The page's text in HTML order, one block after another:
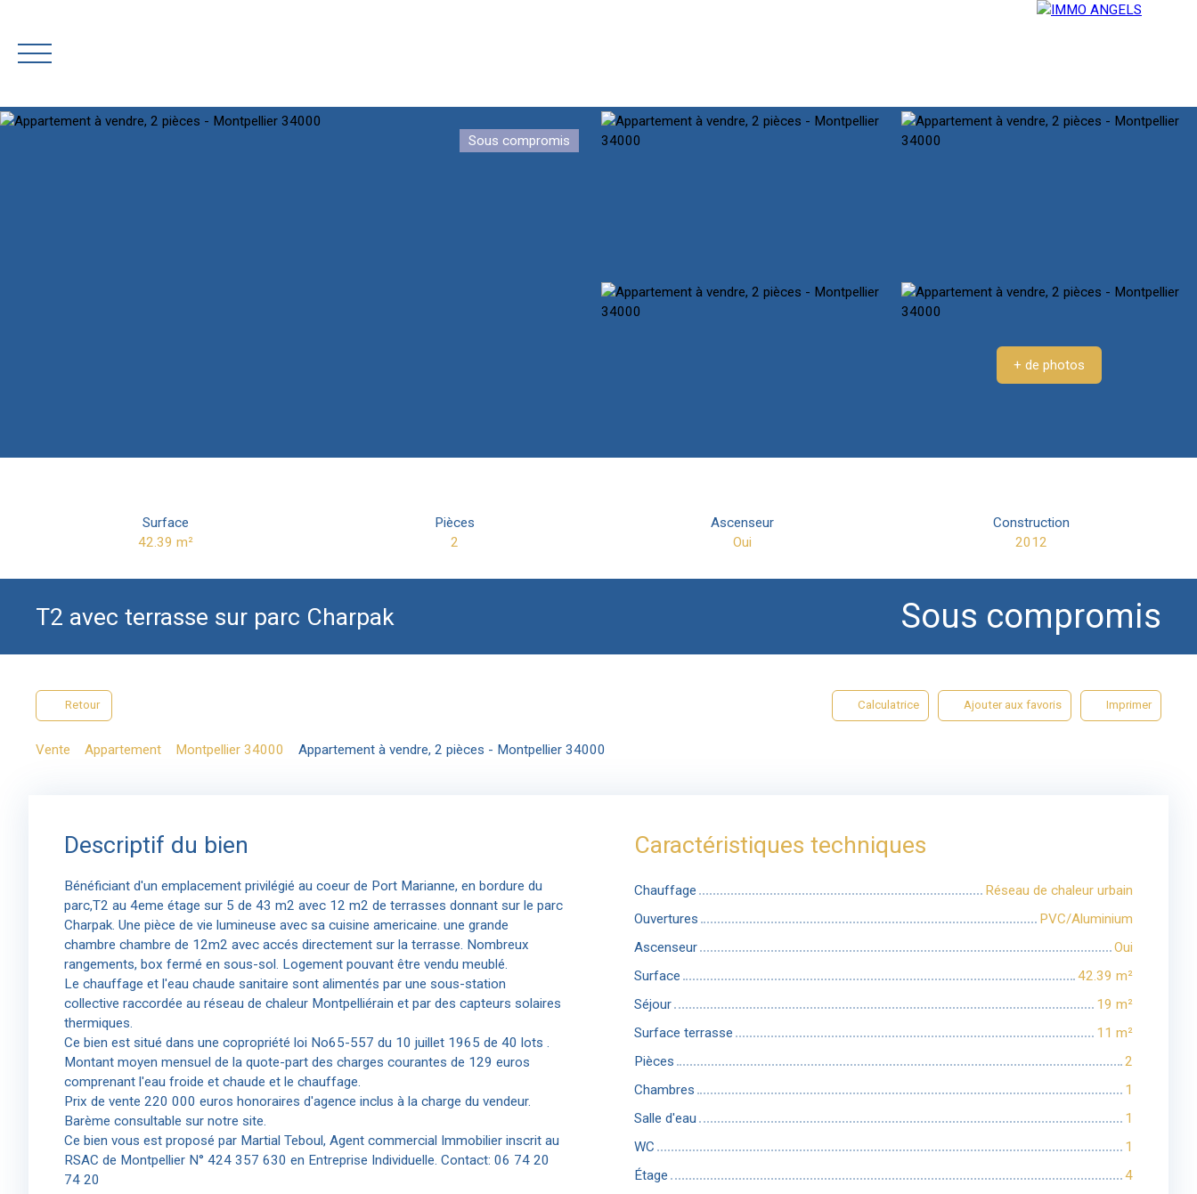
Sous compromis
+ de photos
Surface
42.39m²
Pièces
2
Ascenseur
Oui
Construction
2012
T2 avec terrasse sur parc Charpak Sous compromis
Retour Calculatrice Ajouter aux favoris Imprimer
Vente Appartement Montpellier 34000 Appartement à vendre, 2 pièces - Montpellier 34000
Descriptif du bien
Bénéficiant d'un emplacement privilégié au coeur de Port Marianne, en bordure du
parc,T2 au 4eme étage sur 5 de 43 m2 avec 12 m2 de terrasses donnant sur le parc
Charpak. Une pièce de vie lumineuse avec sa cuisine americaine. une grande
chambre chambre de 12m2 avec accés directement sur la terrasse. Nombreux
rangements, box fermé en sous-sol. Logement pouvant être vendu meublé.
Le chauffage et l'eau chaude sanitaire sont alimentés par une sous-station
collective raccordée au réseau de chaleur Montpelliérain et par des capteurs solaires
thermiques.
Ce bien est situé dans une copropriété loi No65-557 du 10 juillet 1965 de 40 lots .
Montant moyen mensuel de la quote-part des charges courantes de 129 euros
comprenant l'eau froide et chaude et le chauffage.
Prix de vente 220 000 euros honoraires d'agence inclus à la charge du vendeur.
Barème consultable sur notre site.
Ce bien vous est proposé par Martial Teboul, Agent commercial Immobilier inscrit au
RSAC de Montpellier N° 424 357 630 en Entreprise Individuelle. Contact: 06 74 20
74 20
Caractéristiques techniques
Chauffage
Réseau de chaleur urbain
Ouvertures
PVC/Aluminium
Ascenseur
Oui
Surface
42.39 m²
Séjour
19 m²
Surface terrasse
11 m²
Pièces
2
Chambres
1
Salle d'eau
1
WC
1
Étage
4